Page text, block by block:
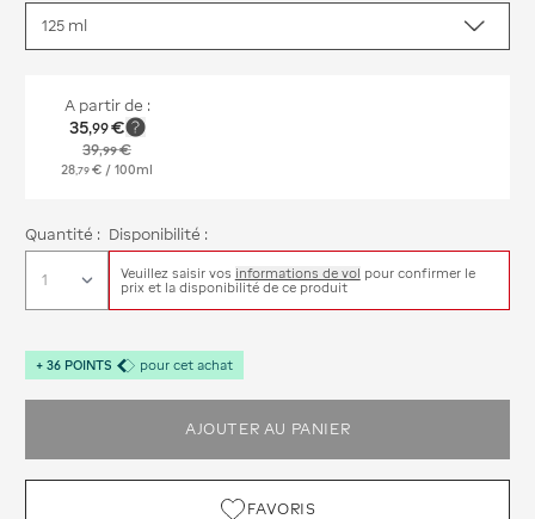
A partir de :
35,99€
39,99€
28 79 € / 100ml
Quantité : Disponibilité :
Veuillez saisir vos informations de vol pour confirmer le
prix et la disponibilité de ce produit
+ 36 POINTS pour cet achat
AJOUTER AU PANIER
FAVORIS